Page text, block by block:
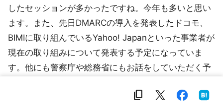
したセッションが多かったですね。今年も多いと思い
ます。また、先日DMARCの導入を発表したドコモ、
BIMIに取り組んでいるYahoo! Japanといった事業者が
現在の取り組みについて発表する予定になっていま
す。他にも警察庁や総務省にもお話をしていただく予
content_copy